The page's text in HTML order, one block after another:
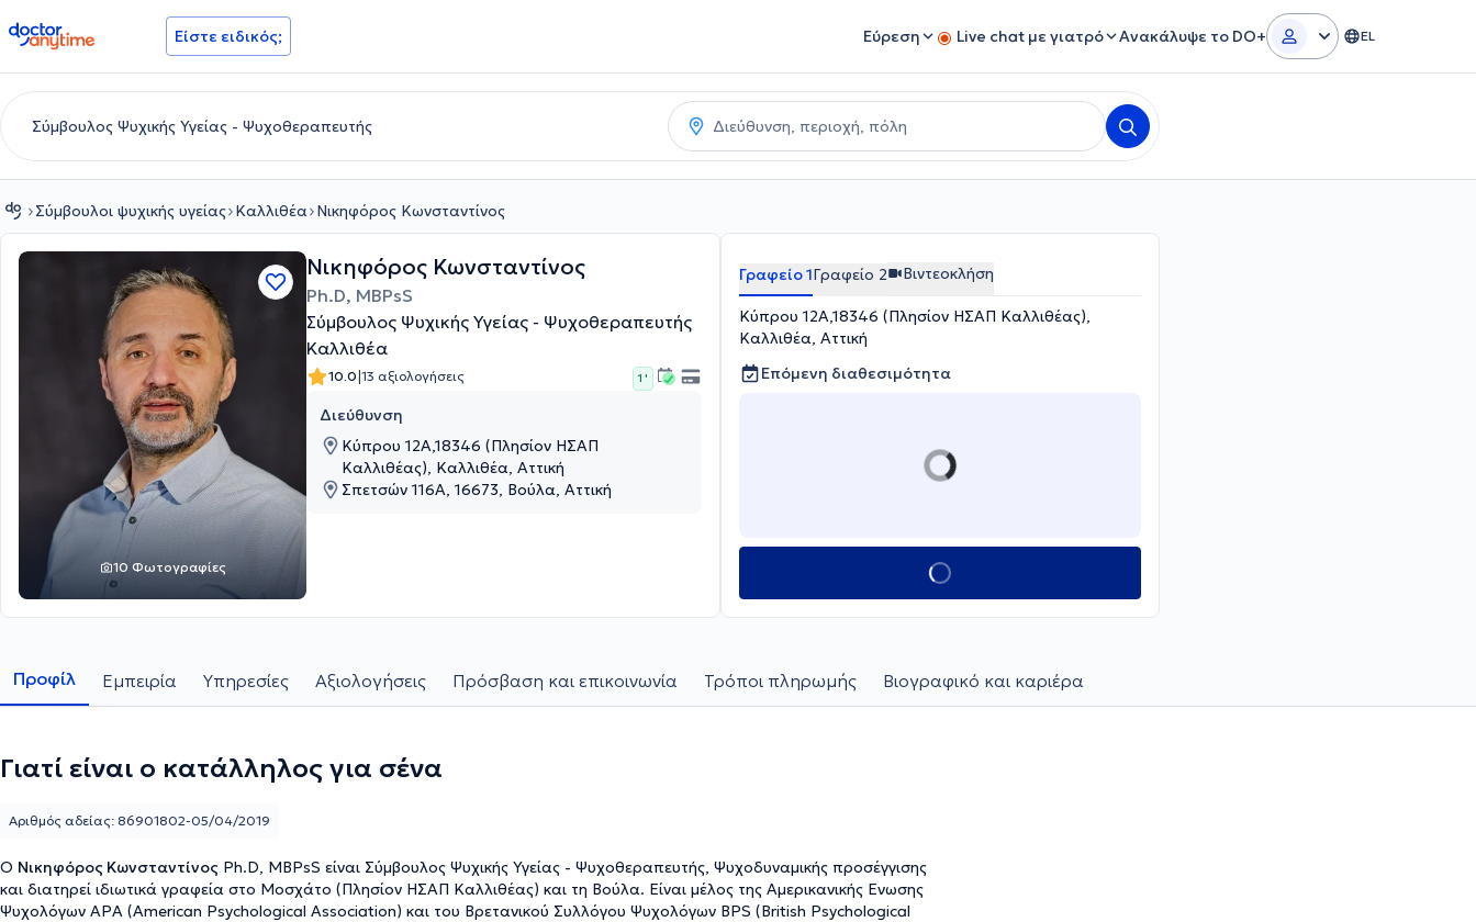
doctoranytime Είστε ειδικός; Εύρεση Live chat με γιατρό Ανακάλυψε το DO+ EL
Σύμβουλοι ψυχικής υγείας Καλλιθέα Νικηφόρος Κωνσταντίνος
10 Φωτογραφίες
Νικηφόρος Κωνσταντίνος
Ph.D, MBPsS
Σύμβουλος Ψυχικής Υγείας - Ψυχοθεραπευτής
Καλλιθέα
10.0|13 αξιολογήσεις 1 '
Διεύθυνση
Κύπρου 12Α,18346 (Πλησίον ΗΣΑΠ
Καλλιθέας), Καλλιθέα, Αττική
Σπετσών 116Α, 16673, Βούλα, Αττική
Γραφείο 1Γραφείο 2 Βιντεοκλήση
Κύπρου 12Α,18346 (Πλησίον ΗΣΑΠ Καλλιθέας),
Καλλιθέα, Αττική
Επόμενη διαθεσιμότητα
Προφίλ Εμπειρία Υπηρεσίες Αξιολογήσεις Πρόσβαση και επικοινωνία Τρόποι πληρωμής Βιογραφικό και καριέρα
Γιατί είναι ο κατάλληλος για σένα
Ο Νικηφόρος Κωνσταντίνος Ph.D, MBPsS είναι Σύμβουλος Ψυχικής Υγείας - Ψυχοθεραπευτής, Ψυχοδυναμικής προσέγγισης
και διατηρεί ιδιωτικά γραφεία στο Μοσχάτο (Πλησίον ΗΣΑΠ Καλλιθέας) και τη Βούλα. Είναι μέλος της Αμερικανικής Ενωσης
Ψυχολόγων APA (American Psychological Association) και του Βρετανικού Συλλόγου Ψυχολόγων BPS (British Psychological
Αριθμός αδείας: 86901802-05/04/2019